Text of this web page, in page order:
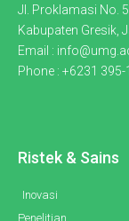
Jl. Proklamasi No.
Kabupaten Gresik,
Email :
Phone : +6231
Ristek & Sains
Inovasi
Penelitian